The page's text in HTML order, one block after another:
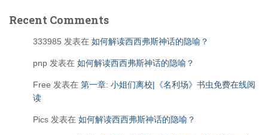
Recent Comments
333985 发表在 如何解读西西弗斯神话的隐喻？
pnp 发表在 如何解读西西弗斯神话的隐喻？
Free 发表在 第一章: 小姐们离校|《名利场》书虫免费在线阅
读
Pics 发表在 如何解读西西弗斯神话的隐喻？